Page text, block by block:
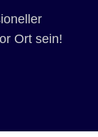
Ort sein!